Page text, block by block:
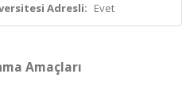
Adresli: Evet
Amaçları